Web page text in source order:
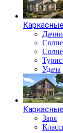
Удача
Заря